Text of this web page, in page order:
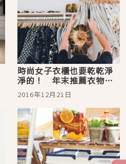
時尚女子衣櫃也要乾乾淨
淨的！ 年末推薦衣物斷
捨離的小技巧♡
2016年12月21日